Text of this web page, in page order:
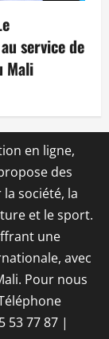
service de
Mali
en ligne,
des
société, la
et le sport.
une
avec
Pour nous
53 77 87 |